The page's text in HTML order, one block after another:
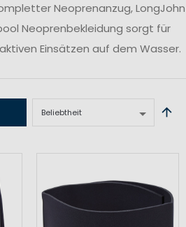
Neoprenanzug, LongJohn
Neoprenbekleidung sorgt für
Einsätzen auf dem Wasser.